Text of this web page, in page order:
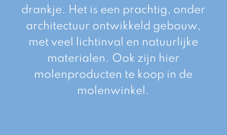
drankje. Het is een prachtig, onder
architectuur ontwikkeld gebouw,
met veel lichtinval en natuurlijke
materialen. Ook zijn hier
molenproducten te koop in de
molenwinkel.